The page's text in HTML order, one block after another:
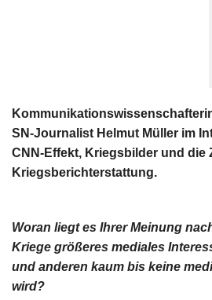
SN-Journalist Helmut Müller im
CNN-Effekt, Kriegsbilder und die
Kriegsberichterstattung.
Woran liegt es Ihrer Meinung
Kriege größeres mediales
und anderen kaum bis keine
wird?